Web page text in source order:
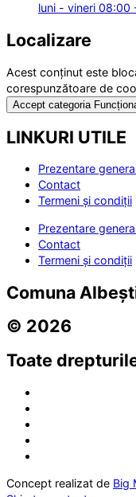
luni - vineri 08:00
Localizare
Acest conținut este
corespunzătoare de
Accept categoria
LINKURI UTILE
Prezentare
Contact
Termeni și condiții
Prezentare
Contact
Termeni și condiții
Comuna
© 2026
Toate
Concept realizat de Big